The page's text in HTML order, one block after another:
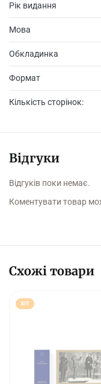
Рік видання
Мова
Обкладинка
Формат
Кількість сторінок:
Відгуки
Відгуків поки немає.
Коментувати товар
Схожі товари
ХІТ